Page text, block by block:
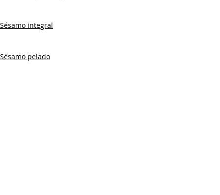
Sésamo integral
Sésamo pelado